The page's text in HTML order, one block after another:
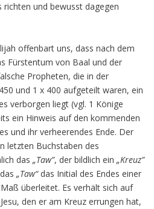
und bewusst dagegen
offenbart uns, dass nach dem
Fürstentum von Baal und der
Propheten, die in der
und 1 x 400 aufgeteilt waren, ein
verborgen liegt (vgl. 1 Könige
ein Hinweis auf den kommenden
und ihr verheerendes Ende. Der
letzten Buchstaben des
das „Taw”, der bildlich ein „Kreuz”
„Taw“das Initial des Endes einer
überleitet. Es verhält sich auf
den er am Kreuz errungen hat,